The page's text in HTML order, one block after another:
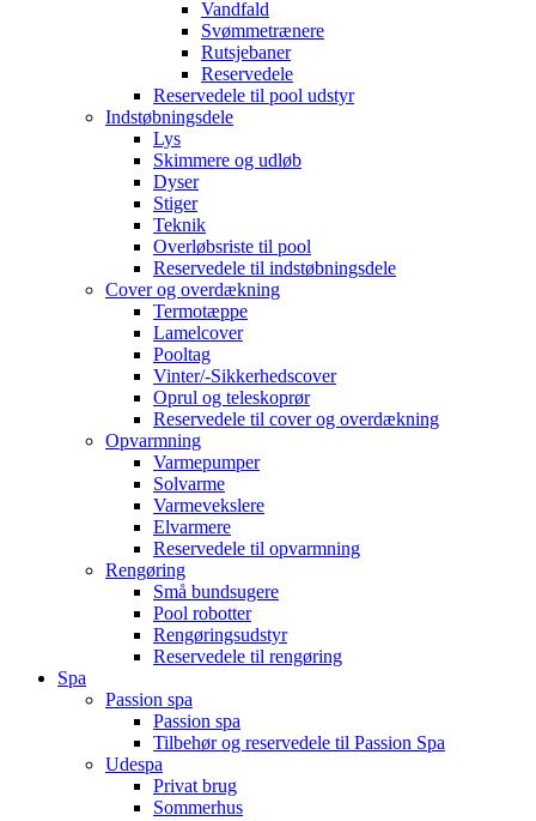
Vandfald
Svømmetrænere
Rutsjebaner
Reservedele
Reservedele til pool udstyr
Indstøbningsdele
Lys
Skimmere og udløb
Dyser
Stiger
Teknik
Overløbsriste til pool
Reservedele til indstøbningsdele
Cover og overdækning
Termotæppe
Lamelcover
Pooltag
Vinter/-Sikkerhedscover
Oprul og teleskoprør
Reservedele til cover og overdækning
Opvarmning
Varmepumper
Solvarme
Varmevekslere
Elvarmere
Reservedele til opvarmning
Rengøring
Små bundsugere
Pool robotter
Rengøringsudstyr
Reservedele til rengøring
Spa
Passion spa
Passion spa
Tilbehør og reservedele til Passion Spa
Udespa
Privat brug
Sommerhus